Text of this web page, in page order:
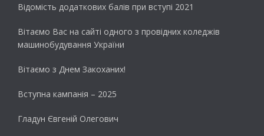
Відомість додаткових балів при вступі 2021
Вітаємо Вас на сайті одного з провідних коледжів
машинобудування України
Вітаємо з Днем Закоханих!
Вступна кампанія – 2025
Гладун Євгеній Олегович